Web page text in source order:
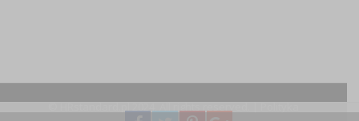
© HRstandard.pl 2024, All rights reserved. |Polityka